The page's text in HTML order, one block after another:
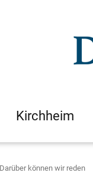
Kirchheim
Darüber können wir reden